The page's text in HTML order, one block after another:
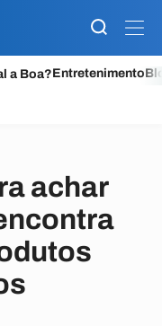
a Boa?Entretenimento
achar